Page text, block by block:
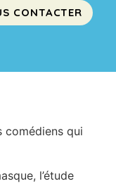
CONTACTER
comédiens qui
l’étude